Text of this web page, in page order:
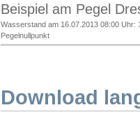
Beispiel am Pegel
Wasserstand am 16.07.2013 08:00 Uhr:
Pegelnullpunkt
Download